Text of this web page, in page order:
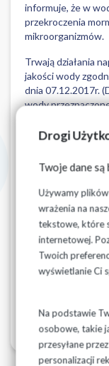
Drogi
Twoje dane są
Używamy
wrażenia na
tekstowe, które
internetowej.
Twoich
wyświetlanie Ci
Na podstawie
osobowe, takie
przesyłane
personalizacji
informuje, że w
przekroczenia
mikroorganizmów.
Trwają działania
jakości wody
dnia 07.12.2017r.
wody
Zaopatrywane
Wierciszewo,
Pliki do
Komunikat
(1).pdf